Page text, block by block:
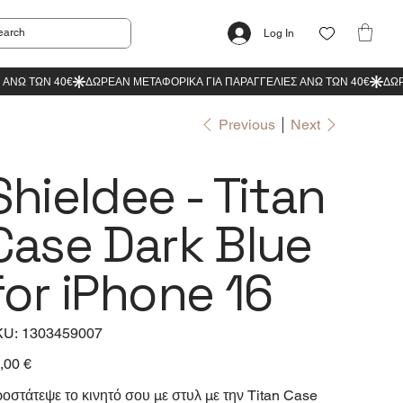
Log In
Previous Next
- Titan
Dark Blue
iPhone 16
SKU
1303459007
1303459007
€
το κινητό σου με στυλ με την Titan Case